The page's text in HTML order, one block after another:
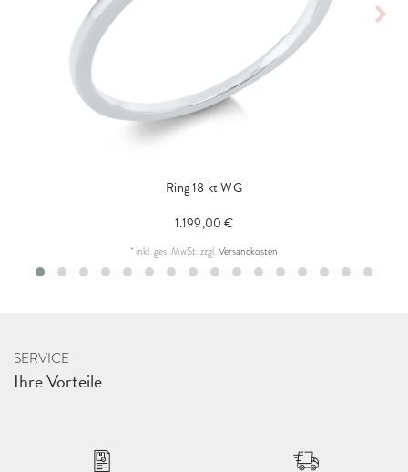
Ring 18 kt WG
1.199,00 €
* inkl. ges. MwSt.zzgl.Versandkosten
SERVICE
Ihre Vorteile